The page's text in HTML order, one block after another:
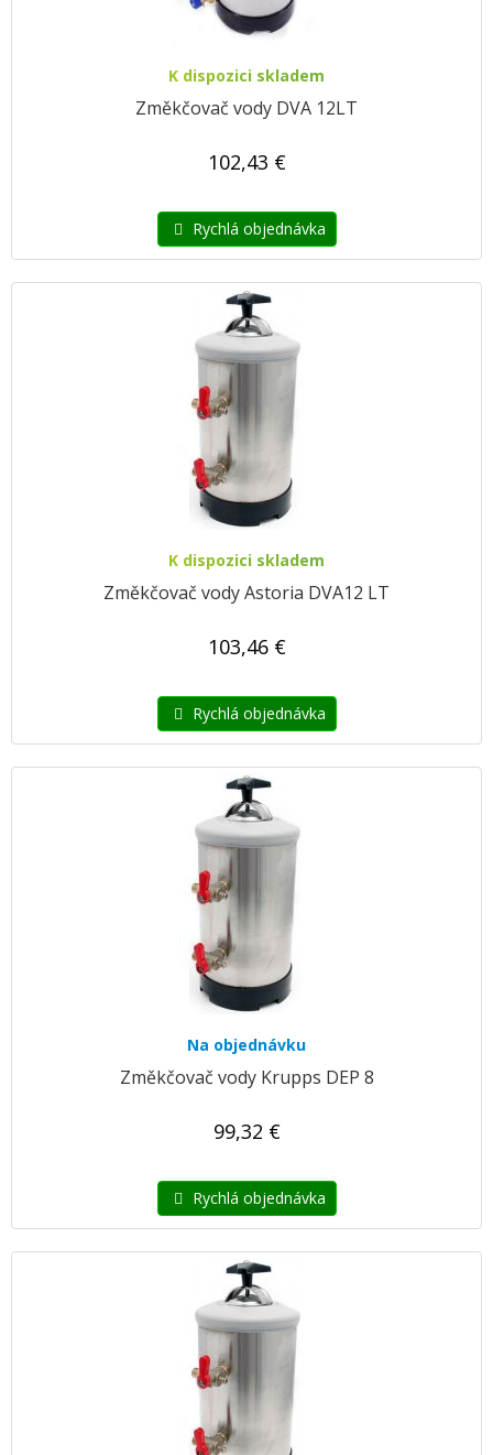
K dispozici skladem
Změkčovač vody DVA 12LT
102,43 €
Rychlá objednávka
K dispozici skladem
Změkčovač vody Astoria DVA12 LT
103,46 €
Rychlá objednávka
Na objednávku
Změkčovač vody Krupps DEP 8
99,32 €
Rychlá objednávka